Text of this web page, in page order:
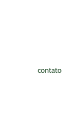
contato